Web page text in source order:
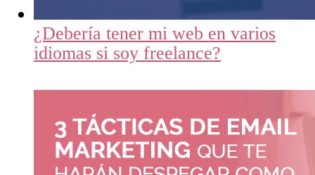
¿Debería tener mi web en varios
idiomas si soy freelance?